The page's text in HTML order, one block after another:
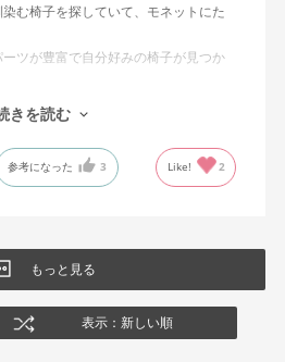
む椅子を探していて、モネットにた
ツが豊富で自分好みの椅子が見つか
的コンパクトで家に置くのに最適で
に入っています。
組み合わせがあったので固定肘の物を
稼働肘バージョンもバイカラーなど
きを読む
参考になった 3 Like! 2
もっと見る
表示：新しい順